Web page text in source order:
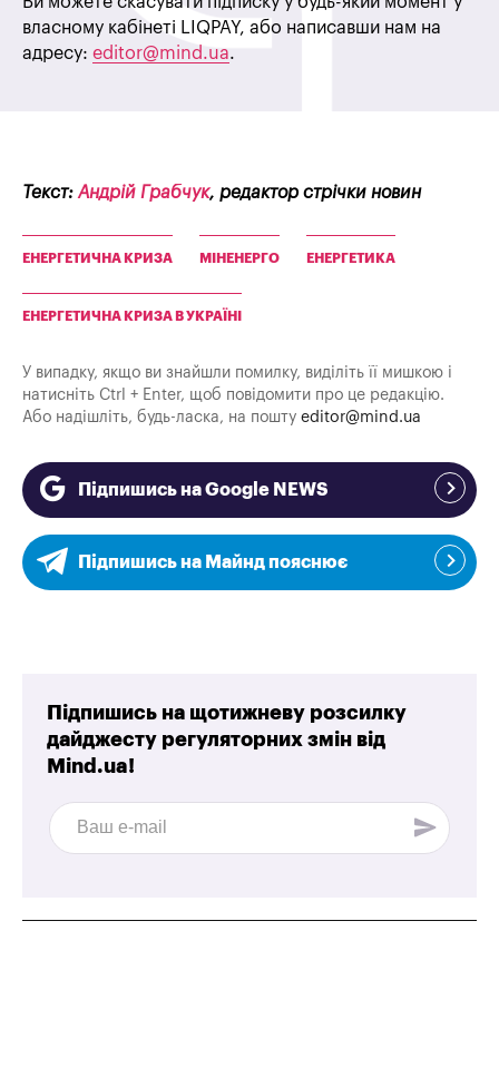
власному кабінеті LIQPAY, або написавши нам на
адресу: editor@mind.ua.
Текст:Андрій Грабчук, редактор стрічки новин
ЕНЕРГЕТИЧНА КРИЗА МІНЕНЕРГО ЕНЕРГЕТИКА
ЕНЕРГЕТИЧНА КРИЗА В УКРАЇНІ
У випадку, якщо ви знайшли помилку, виділіть її мишкою і
натисніть Ctrl + Enter, щоб повідомити про це редакцію.
Або надішліть, будь-ласка, на пошту editor@mind.ua
Підпишись на Google NEWS
Підпишись на Майнд пояснює
Підпишись на щотижневу розсилку
дайджесту регуляторних змін від
Mind.ua!